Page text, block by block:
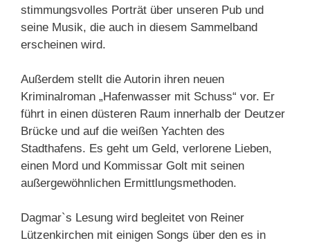
stimmungsvolles Porträt über unseren Pub und
seine Musik, die auch in diesem Sammelband
erscheinen wird.
Außerdem stellt die Autorin ihren neuen
Kriminalroman „Hafenwasser mit Schuss“ vor. Er
führt in einen düsteren Raum innerhalb der Deutzer
Brücke und auf die weißen Yachten des
Stadthafens. Es geht um Geld, verlorene Lieben,
einen Mord und Kommissar Golt mit seinen
außergewöhnlichen Ermittlungsmethoden.
Dagmar`s Lesung wird begleitet von Reiner
Lützenkirchen mit einigen Songs über den es in